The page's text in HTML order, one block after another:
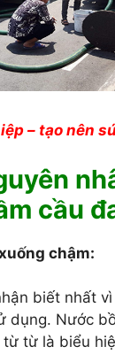
– tạo nên
cầu
chậm:
biết nhất
dụng. Nước
từ là biểu